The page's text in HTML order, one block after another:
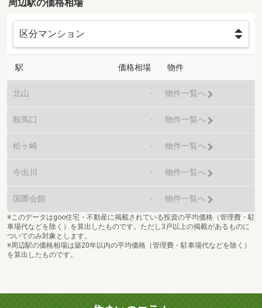
周辺駅の価格相場
駅 価格相場 物件
北山 - 物件一覧へ
鞍馬口 - 物件一覧へ
松ヶ崎 - 物件一覧へ
今出川 - 物件一覧へ
国際会館 - 物件一覧へ
※このデータはgoo住宅・不動産に掲載されている投資の平均価格（管理費・駐
車場代などを除く）を算出したものです。ただし3戸以上の掲載があるものに
ついてのみ対象とします。
※周辺駅の価格相場は築20年以内の平均価格（管理費・駐車場代などを除く）
を算出したものです。